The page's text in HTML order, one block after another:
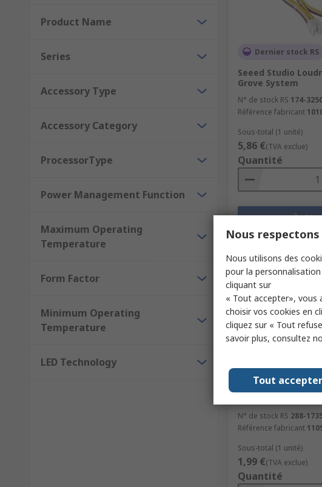
Product Name
Series
Accessory Type
Accessory Category
ProcessorType
Power Management Function
Maximum Operating
Temperature
Form Factor
Minimum Operating
Temperature
LED Technology
Dernier stock RS
Seeed Studio
Grove System
N° de stock RS 174-
Référence fabricant
Sous-total (1 unité)
5,86 €(TVA exclue)
Quantité
En stock
Seeed Studio
N° de stock RS 288-
Référence fabricant
Sous-total (1 unité)
1,99 €(TVA exclue)
Quantité
Nous
Nous utilisons des
pour la
cliquant sur
« Tout accepter», vous
choisir vos cookies en
cliquez sur « Tout
savoir plus, consultez
Tout accepter